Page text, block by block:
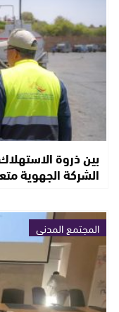
بين ذروة
الشركة الجهوية
المجتمع المدني